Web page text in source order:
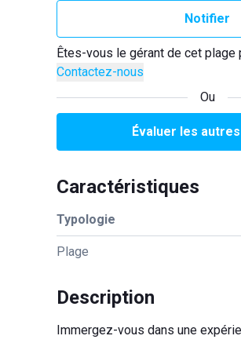
Notifier
Êtes-vous le gérant de cet plage
Contactez-nous
Ou
Évaluer les
Caractéristiques
Typologie
Plage
Description
Immergez-vous dans une